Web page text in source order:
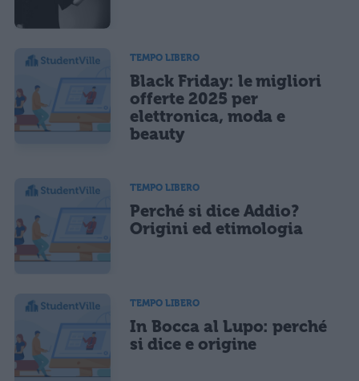
TEMPO LIBERO
Black Friday: le migliori
offerte 2025 per
elettronica, moda e
beauty
TEMPO LIBERO
Perché si dice Addio?
Origini ed etimologia
TEMPO LIBERO
In Bocca al Lupo: perché
si dice e origine